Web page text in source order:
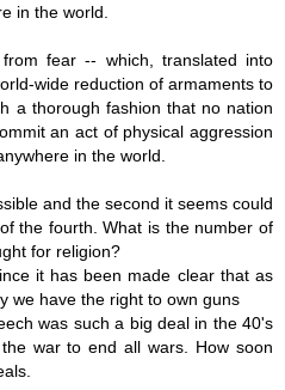
in the world.
fear -- which, translated into
wide reduction of armaments to
a thorough fashion that no nation
an act of physical aggression
in the world.
and the second it seems could
the fourth. What is the number of
for religion?
it has been made clear that as
we have the right to own guns
was such a big deal in the 40's
war to end all wars. How soon